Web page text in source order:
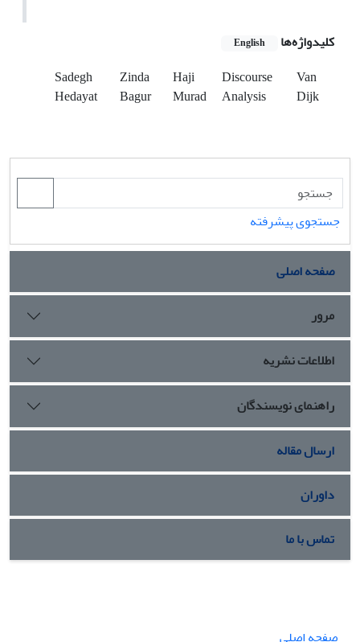
کلیدواژه‌ها English
Sadegh
Hedayat
Zinda
Bagur
Haji
Murad
Discourse
Analysis
Van
Dijk
جستجوی پیشرفته
صفحه اصلی
مرور
اطلاعات نشریه
راهنمای نویسندگان
ارسال مقاله
داوران
تماس با ما
صفحه اصلی